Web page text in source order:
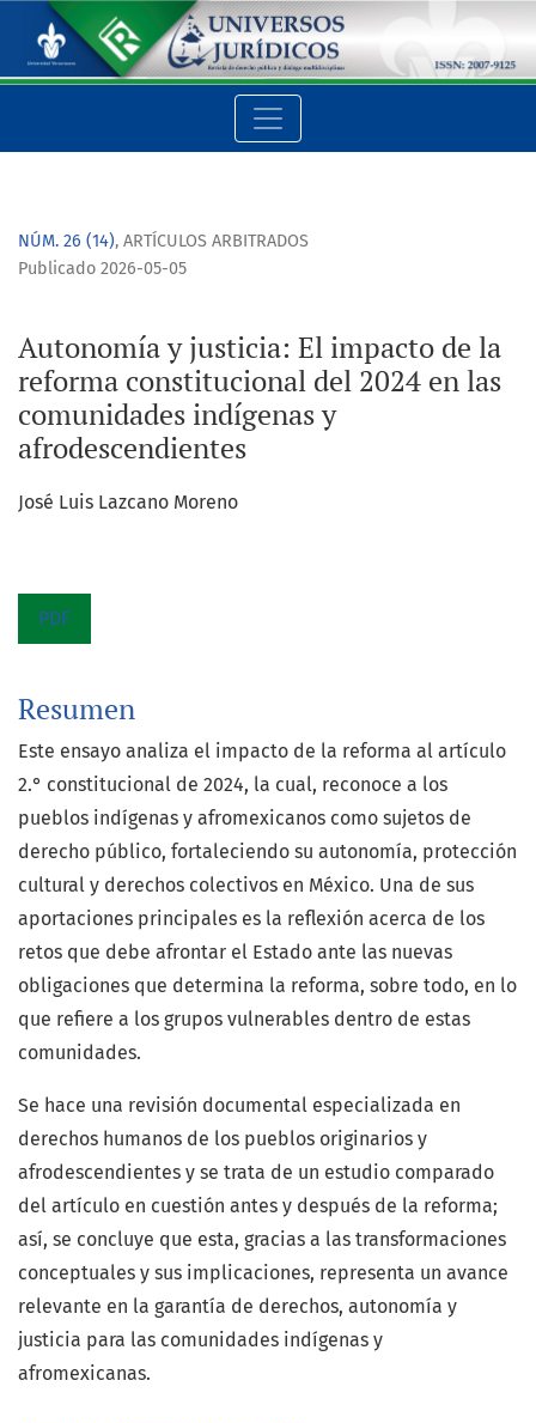
Autonomía y justicia: El impacto de la reforma
NÚM. 26 (14), ARTÍCULOS ARBITRADOS
Autonomía y justicia: El impacto de la
reforma constitucional del 2024 en las
comunidades indígenas y
afrodescendientes
Publicado 2026-05-05
José Luis Lazcano Moreno
PDF
Resumen
Este ensayo analiza el impacto de la reforma al artículo
2.° constitucional de 2024, la cual, reconoce a los
pueblos indígenas y afromexicanos como sujetos de
derecho público, fortaleciendo su autonomía, protección
cultural y derechos colectivos en México. Una de sus
aportaciones principales es la reflexión acerca de los
retos que debe afrontar el Estado ante las nuevas
obligaciones que determina la reforma, sobre todo, en lo
que refiere a los grupos vulnerables dentro de estas
comunidades.
Se hace una revisión documental especializada en
derechos humanos de los pueblos originarios y
afrodescendientes y se trata de un estudio comparado
del artículo en cuestión antes y después de la reforma;
así, se concluye que esta, gracias a las transformaciones
conceptuales y sus implicaciones, representa un avance
relevante en la garantía de derechos, autonomía y
justicia para las comunidades indígenas y
afromexicanas.